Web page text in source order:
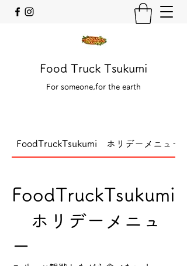
Food Truck Tsukumi
For someone,for the earth
FoodTruckTsukumi ホリデーメニュー
FoodTruckTsukumi
ホリデーメニュ
ー